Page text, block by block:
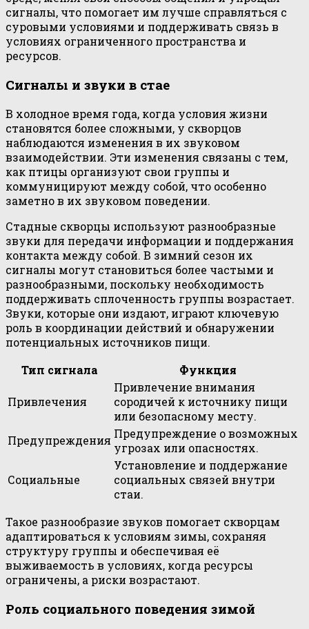
сигналы, что помогает им лучше справляться с
суровыми условиями и поддерживать связь в
условиях ограниченного пространства и
ресурсов.
Сигналы и звуки в стае
В холодное время года, когда условия жизни
становятся более сложными, у скворцов
наблюдаются изменения в их звуковом
взаимодействии. Эти изменения связаны с тем,
как птицы организуют свои группы и
коммуницируют между собой, что особенно
заметно в их звуковом поведении.
Стадные скворцы используют разнообразные
звуки для передачи информации и поддержания
контакта между собой. В зимний сезон их
сигналы могут становиться более частыми и
разнообразными, поскольку необходимость
поддерживать сплоченность группы возрастает.
Звуки, которые они издают, играют ключевую
роль в координации действий и обнаружении
потенциальных источников пищи.
Тип сигнала
Функция
Привлечения
Привлечение внимания
сородичей к источнику пищи
или безопасному месту.
Предупреждения Предупреждение о возможных
угрозах или опасностях.
Социальные
Установление и поддержание
социальных связей внутри
стаи.
Такое разнообразие звуков помогает скворцам
адаптироваться к условиям зимы, сохраняя
структуру группы и обеспечивая её
выживаемость в условиях, когда ресурсы
ограничены, а риски возрастают.
Роль социального поведения зимой